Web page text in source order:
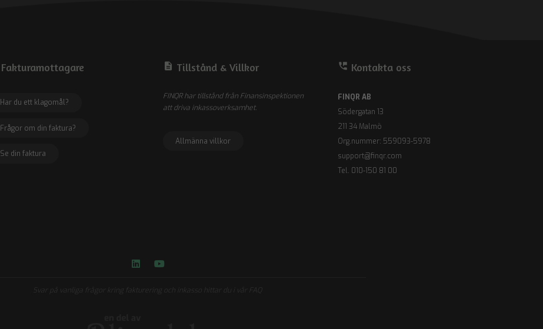
Fakturamottagare
Har du ett klagomål?
Frågor om din faktura?
Se din faktura
description Tillstånd & Villkor
FINQR har tillstånd från Finansinspektionen
att driva inkassoverksamhet.
Allmänna villkor
perm_phone_msg Kontakta oss
FINQR AB
Södergatan 13
211 34 Malmö
Org.nummer: 559093-5978
support@finqr.com
Tel. 010-150 81 00
Svar på vanliga frågor kring fakturering och inkasso hittar du i vår FAQ